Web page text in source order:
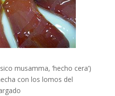
musamma, ‘hecho cera’)
con los lomos del